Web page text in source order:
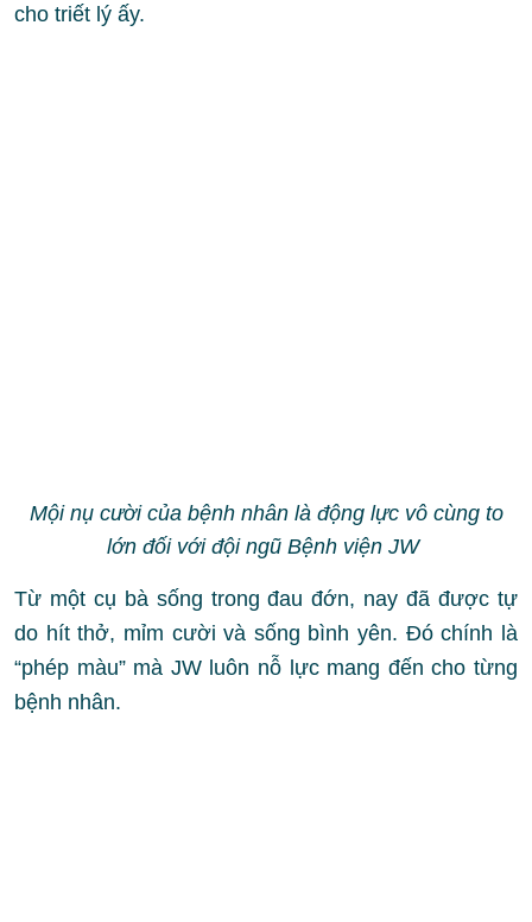
cho triết lý ấy.
Mội nụ cười của bệnh nhân là động lực vô cùng to
lớn đối với đội ngũ Bệnh viện JW
Từ một cụ bà sống trong đau đớn, nay đã được tự
do hít thở, mỉm cười và sống bình yên. Đó chính là
“phép màu” mà JW luôn nỗ lực mang đến cho từng
bệnh nhân.